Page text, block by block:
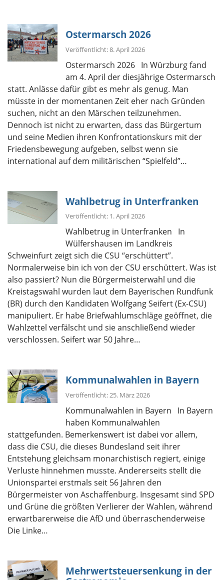
Ostermarsch 2026
Veröffentlicht: 8. April 2026
Ostermarsch 2026 In Würzburg fand
am 4. April der diesjährige Ostermarsch
statt. Anlässe dafür gibt es mehr als genug. Man
müsste in der momentanen Zeit eher nach Gründen
suchen, nicht an den Märschen teilzunehmen.
Dennoch ist nicht zu erwarten, dass das Bürgertum
und seine Medien ihren Konfrontationskurs mit der
Friedensbewegung aufgeben, selbst wenn sie
international auf dem militärischen “Spielfeld”…
Wahlbetrug in Unterfranken
Veröffentlicht: 1. April 2026
Wahlbetrug in Unterfranken In
Wülfershausen im Landkreis
Schweinfurt zeigt sich die CSU “erschüttert”.
Normalerweise bin ich von der CSU erschüttert. Was ist
also passiert? Nun die Bürgermeisterwahl und die
Kreistagswahl wurden laut dem Bayerischen Rundfunk
(BR) durch den Kandidaten Wolfgang Seifert (Ex-CSU)
manipuliert. Er habe Briefwahlumschläge geöffnet, die
Wahlzettel verfälscht und sie anschließend wieder
verschlossen. Seifert war 50 Jahre…
Kommunalwahlen in Bayern
Veröffentlicht: 25. März 2026
Kommunalwahlen in Bayern In Bayern
haben Kommunalwahlen
stattgefunden. Bemerkenswert ist dabei vor allem,
dass die CSU, die dieses Bundesland seit ihrer
Entstehung gleichsam monarchistisch regiert, einige
Verluste hinnehmen musste. Andererseits stellt die
Unionspartei erstmals seit 56 Jahren den
Bürgermeister von Aschaffenburg. Insgesamt sind SPD
und Grüne die größten Verlierer der Wahlen, während
erwartbarerweise die AfD und überraschenderweise
Die Linke…
Mehrwertsteuersenkung in der